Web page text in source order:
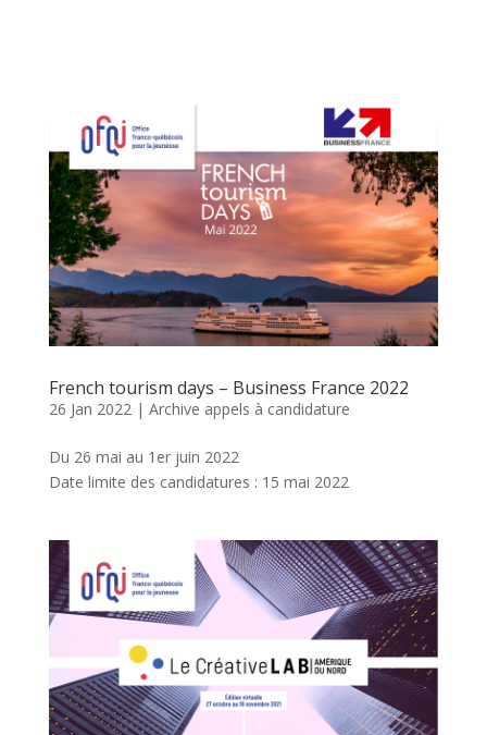
French tourism days – Business France 2022
26 Jan 2022| Archive appels à candidature
Du 26 mai au 1er juin 2022
Date limite des candidatures : 15 mai 2022